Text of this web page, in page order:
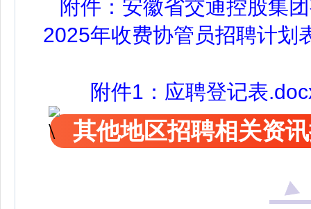
附件：安徽省交通控股集
2025年收费协管员招聘计划
附件1：应聘登记表
其他地区招聘相关资